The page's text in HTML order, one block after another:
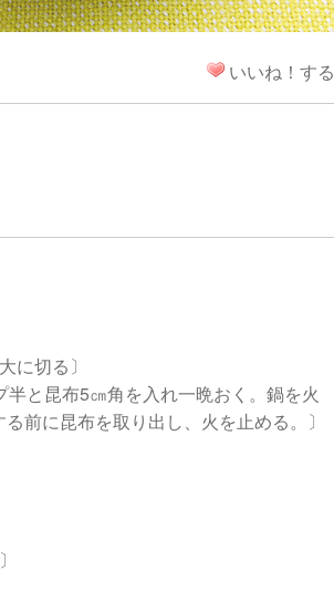
いいね！する
に切る〕
と昆布5㎝角を入れ一晩おく。鍋を火
前に昆布を取り出し、火を止める。〕